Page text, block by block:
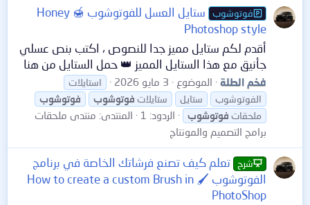
فوتوشوب
ستايل العسل للفوتوشوب 🍯 Honey
Photoshop style
أقدم لكم ستايل مميز جدا للنصوص ، اكتب بنص عسلي
جأنيق مع هذا الستايل المميز 👑 حمل الستايل من هنا
فخم الطلة الموضوع 3 مايو 2026
استايلات
الفوتوشوب
ستايل ستايلات فوتوشوب
فوتوشوب
ملحقات فوتوشوب الردود: 1 المنتدى: منتدى ملحقات
برامج التصميم والمونتاج
شرح
تعلم كيف تصنع فرشاتك الخاصة في برنامج
الفوتوشوب 🖌️ How to create a custom Brush in
PhotoShop